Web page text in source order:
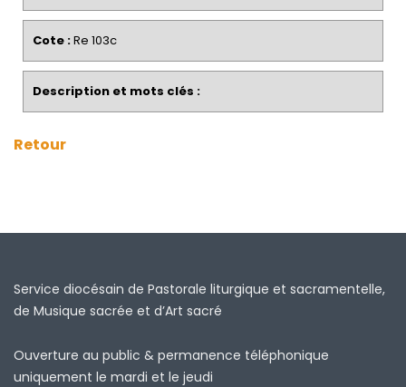
Cote :Re 103c
Description et mots clés :
Retour
Service diocésain de Pastorale liturgique et sacramentelle,
de Musique sacrée et d’Art sacré
Ouverture au public & permanence téléphonique
uniquement le mardi et le jeudi